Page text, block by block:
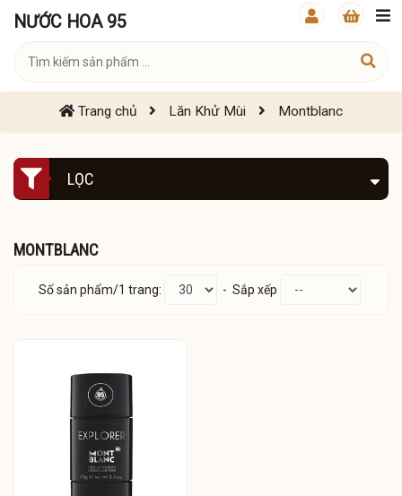
NƯỚC HOA 95
Trang chủ Lăn Khử Mùi Montblanc
LỌC
MONTBLANC
Số sản phẩm/1 trang: - Sắp xếp